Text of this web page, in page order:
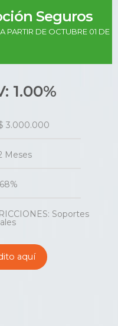
Seguros
PARTIR DE OCTUBRE 01 DE
1.00%
3.000.000
Meses
Soportes
aquí